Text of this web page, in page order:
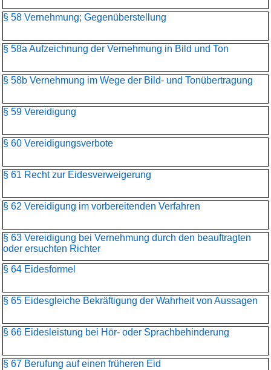
§ 58 Vernehmung; Gegenüberstellung
§ 58a Aufzeichnung der Vernehmung in Bild und Ton
§ 58b Vernehmung im Wege der Bild- und Tonübertragung
§ 59 Vereidigung
§ 60 Vereidigungsverbote
§ 61 Recht zur Eidesverweigerung
§ 62 Vereidigung im vorbereitenden Verfahren
§ 63 Vereidigung bei Vernehmung durch den beauftragten
oder ersuchten Richter
§ 64 Eidesformel
§ 65 Eidesgleiche Bekräftigung der Wahrheit von Aussagen
§ 66 Eidesleistung bei Hör- oder Sprachbehinderung
§ 67 Berufung auf einen früheren Eid